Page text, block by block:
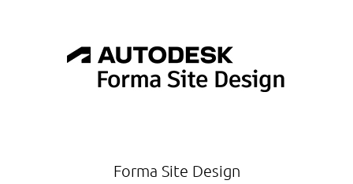
Forma Site Design